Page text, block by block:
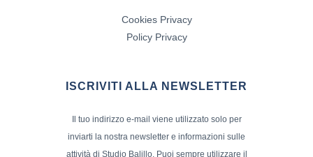
Cookies Privacy
Policy Privacy
ISCRIVITI ALLA NEWSLETTER
Il tuo indirizzo e-mail viene utilizzato solo per
inviarti la nostra newsletter e informazioni sulle
attività di Studio Balillo. Puoi sempre utilizzare il